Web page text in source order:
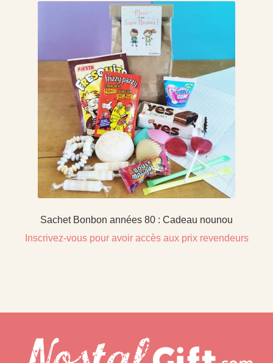
Sachet Bonbon années 80 : Cadeau nounou
Inscrivez-vous pour avoir accès aux prix revendeurs